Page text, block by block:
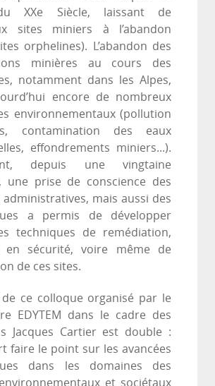
XXe Siècle, laissant de
sites miniers à l’abandon
orphelines). L’abandon des
minières au cours des
notamment dans les Alpes,
encore de nombreux
environnementaux (pollution
contamination des eaux
effondrements miniers...).
depuis une vingtaine
une prise de conscience des
mais aussi des
a permis de développer
techniques de remédiation,
en sécurité, voire même de
de ces sites.
de ce colloque organisé par le
EDYTEM dans le cadre des
Jacques Cartier est double :
faire le point sur les avancées
dans les domaines des
et sociétaux